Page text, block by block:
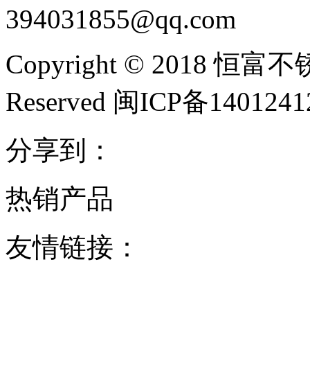
394031855@qq.com
Copyright © 2018 恒富不
Reserved 闽ICP备
分享到：
热销产品
友情链接：